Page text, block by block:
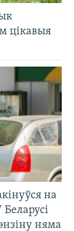
цікавыя
на
няма